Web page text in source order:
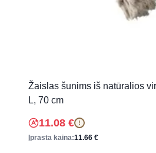
Žaislas šunims iš natūralios
L, 70 cm
11.08 € !
Įprasta kaina:11.66 €